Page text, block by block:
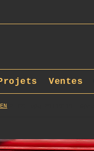
Ventes